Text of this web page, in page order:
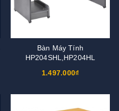
Bàn Máy Tính
HP204SHL,HP204HL
1.497.000₫